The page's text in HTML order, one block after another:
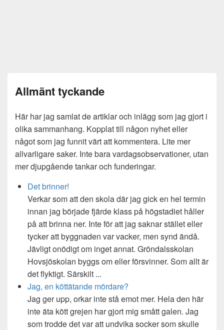
Allmänt tyckande
Här har jag samlat de artiklar och inlägg som jag gjort i
olika sammanhang. Kopplat till någon nyhet eller
något som jag funnit värt att kommentera. Lite mer
allvarligare saker. Inte bara vardagsobservationer, utan
mer djupgående tankar och funderingar.
Det brinner!
Verkar som att den skola där jag gick en hel termin
innan jag började fjärde klass på högstadiet håller
på att brinna ner. Inte för att jag saknar stället eller
tycker att byggnaden var vacker, men synd ändå.
Jävligt onödigt om inget annat. Gröndalsskolan
Hovsjöskolan byggs om eller försvinner. Som allt är
det flyktigt. Särskilt ...
Jag, en köttätande mördare?
Jag ger upp, orkar inte stå emot mer. Hela den här
inte äta kött grejen har gjort mig smått galen. Jag
som trodde det var att undvika socker som skulle